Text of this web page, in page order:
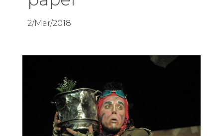
2/Mar/2018